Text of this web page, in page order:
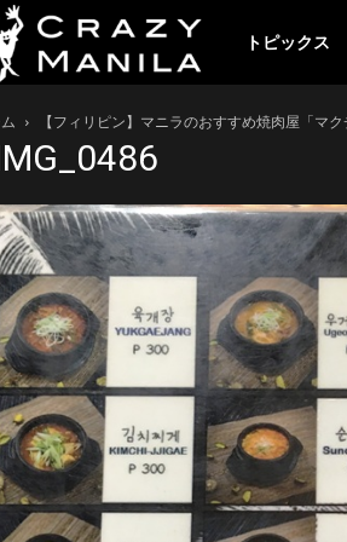
レ
イ
ジ
ー
マ
トピックス
【フィリピン】マニラのおすすめ焼肉屋「マ